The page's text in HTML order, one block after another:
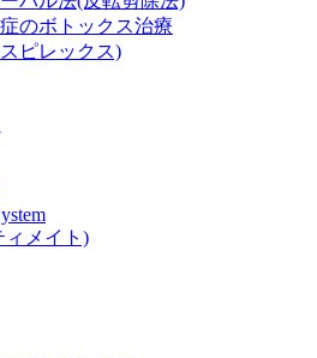
のボトックス治療
ピレックス)
ィメイト)